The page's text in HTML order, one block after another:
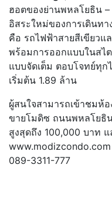
ฮอตของย่านพหลโยธิน
อิสระใหม่ของการเดินท
คือ รถไฟฟ้าสายสีเขียว
พร้อมการออกแบบในสไ
แบบจัดเต็ม ตอบโจทย์ทุ
เริ่มต้น 1.89 ล้าน
ผู้สนใจสามารถเข้าชมห้
ขายโมดิซ ถนนพหลโยธิ
สูงสุดถึง 100,000 บาท
089-3311-777